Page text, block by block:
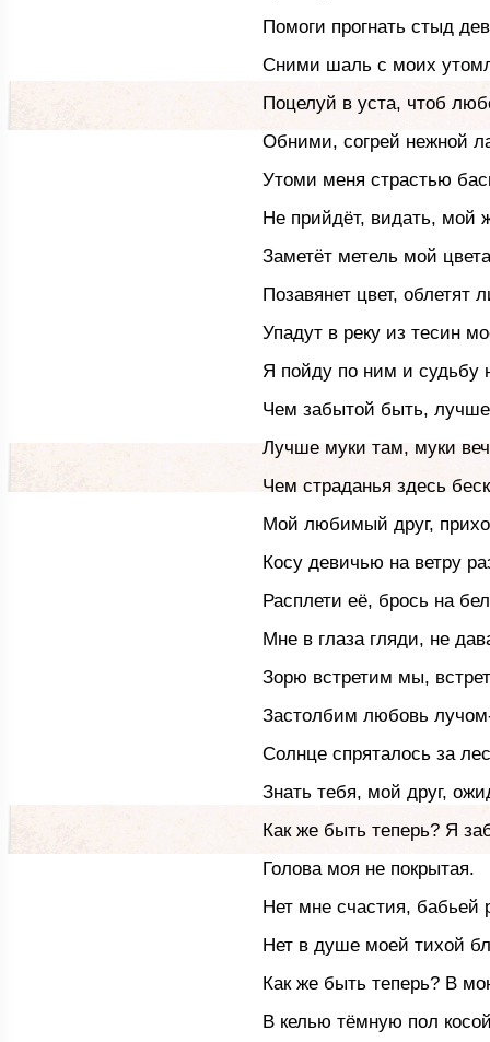
Помоги прогнать стыд
Сними шаль с моих
Поцелуй в уста, чтоб
Обними, согрей нежной
Утоми меня страстью
Не прийдёт, видать, мой
Заметёт метель мой
Позавянет цвет, облетят
Упадут в реку из тесин
Я пойду по ним и судьбу
Чем забытой быть,
Лучше муки там, муки
Чем страданья здесь
Мой любимый друг,
Косу девичью на ветру
Расплети её, брось на
Мне в глаза гляди, не
Зорю встретим мы,
Застолбим любовь
Солнце спряталось за
Знать тебя, мой друг,
Как же быть теперь? Я
Голова моя не покрытая.
Нет мне счастия, бабьей
Нет в душе моей тихой
Как же быть теперь? В
В келью тёмную пол